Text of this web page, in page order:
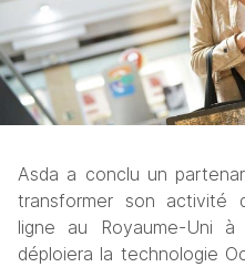
Asda a conclu un
transformer son activité
ligne au Royaume-Uni à
déploiera la technologie